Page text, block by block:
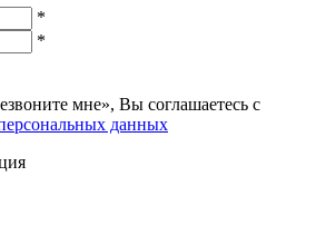
*
*
мне», Вы соглашаетесь с
данных